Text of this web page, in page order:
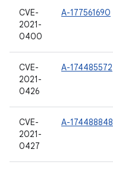
CVE-
2021-
0400
A-177561690
CVE-
2021-
0426
A-174485572
CVE-
2021-
0427
A-174488848